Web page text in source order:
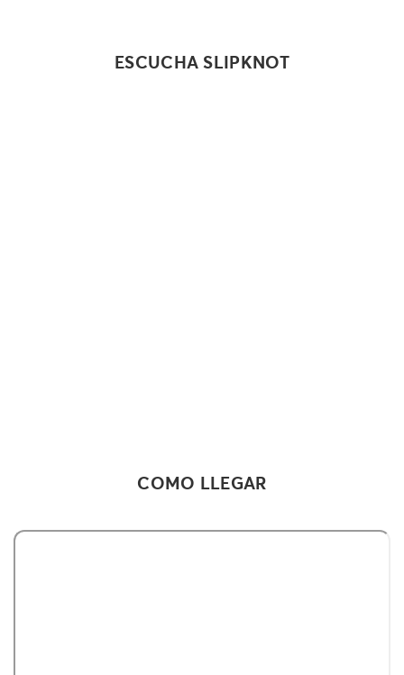
ESCUCHA SLIPKNOT
COMO LLEGAR